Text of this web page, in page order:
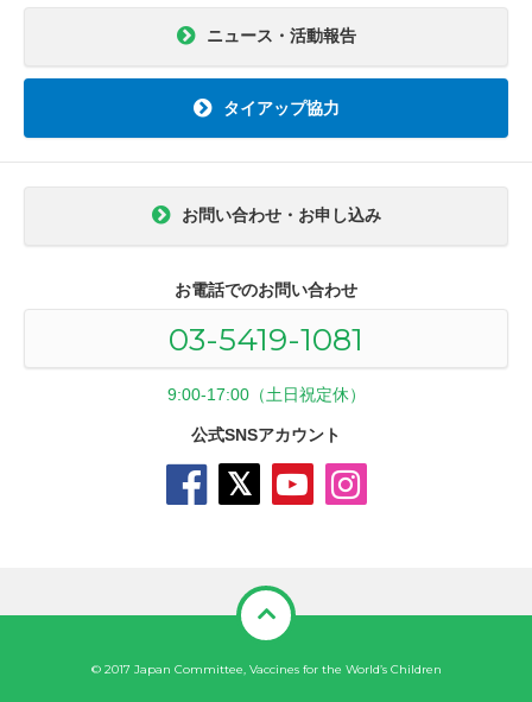
ニュース・活動報告
タイアップ協力
お問い合わせ・お申し込み
お電話でのお問い合わせ
03-5419-1081
9:00-17:00（土日祝定休）
公式SNSアカウント
© 2017 Japan Committee, Vaccines for the World’s Children